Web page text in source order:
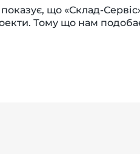
що «Склад-
Тому що нам